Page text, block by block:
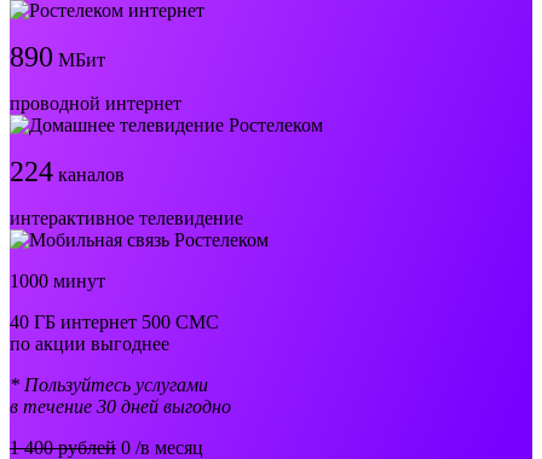
890 МБит
проводной интернет
224 каналов
интерактивное телевидение
1000 минут
40 ГБ интернет 500 СМС
по акции выгоднее
* Пользуйтесь услугами
в течение 30 дней выгодно
1 400 рублей 0 /в месяц